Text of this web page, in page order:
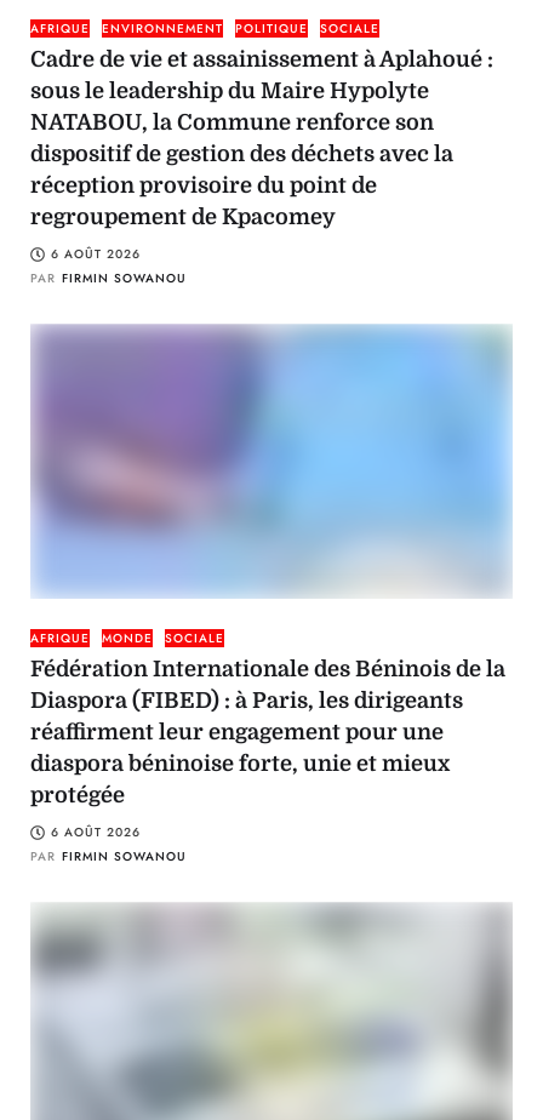
AFRIQUE ENVIRONNEMENT POLITIQUE SOCIALE
Cadre de vie et assainissement à Aplahoué :
sous le leadership du Maire Hypolyte
NATABOU, la Commune renforce son
dispositif de gestion des déchets avec la
réception provisoire du point de
regroupement de Kpacomey
6 AOÛT 2026
PAR FIRMIN SOWANOU
AFRIQUE MONDE SOCIALE
Fédération Internationale des Béninois de la
Diaspora (FIBED) : à Paris, les dirigeants
réaffirment leur engagement pour une
diaspora béninoise forte, unie et mieux
protégée
6 AOÛT 2026
PAR FIRMIN SOWANOU